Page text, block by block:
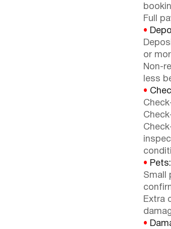
Full
•
or
Non-
less
•
• Pets:
Small
Extra
•